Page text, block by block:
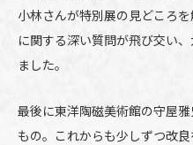
小林さんが特別展の見どころ
に関する深い質問が飛び交い
ました。
最後に東洋陶磁美術館の守屋
もの。これからも少しずつ改